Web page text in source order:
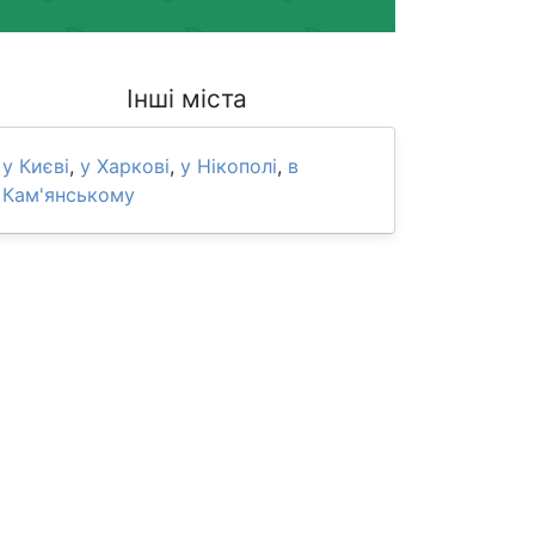
Інші міста
у Києві, у Харкові, у Нікополі, в
Кам'янському